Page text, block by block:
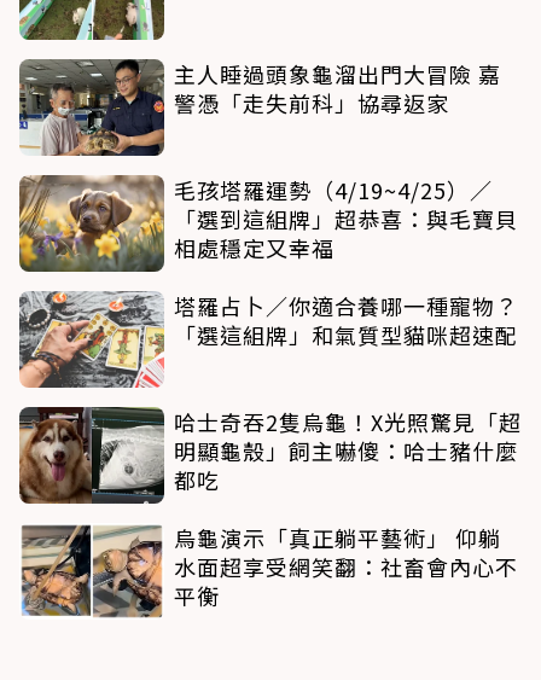
主人睡過頭象龜溜出門大冒險 嘉
警憑「走失前科」協尋返家
毛孩塔羅運勢（4/19~4/25）／
「選到這組牌」超恭喜：與毛寶貝
相處穩定又幸福
塔羅占卜／你適合養哪一種寵物？
「選這組牌」和氣質型貓咪超速配
哈士奇吞2隻烏龜！X光照驚見「超
明顯龜殼」飼主嚇傻：哈士豬什麼
都吃
烏龜演示「真正躺平藝術」 仰躺
水面超享受網笑翻：社畜會內心不
平衡